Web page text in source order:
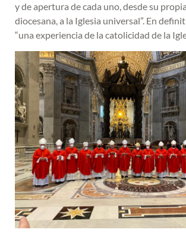
y de apertura de cada uno, desde su
diocesana, a la Iglesia universal”. En
“una experiencia de la catolicidad de la